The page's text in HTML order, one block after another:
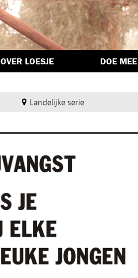
OVER LOESJE DOE MEE
Landelijke serie